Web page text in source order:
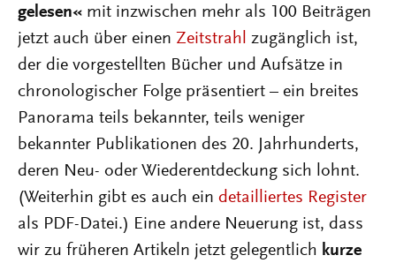
gelesen« mit inzwischen mehr als 100 Beiträgen
jetzt auch über einen Zeitstrahl zugänglich ist,
der die vorgestellten Bücher und Aufsätze in
chronologischer Folge präsentiert – ein breites
Panorama teils bekannter, teils weniger
bekannter Publikationen des 20. Jahrhunderts,
deren Neu- oder Wiederentdeckung sich lohnt.
(Weiterhin gibt es auch ein detailliertes Register
als PDF-Datei.) Eine andere Neuerung ist, dass
wir zu früheren Artikeln jetzt gelegentlich kurze